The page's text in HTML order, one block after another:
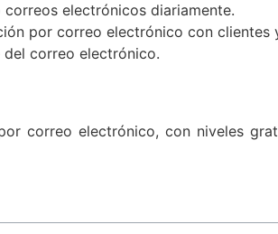
electrónicos diariamente.
por correo electrónico con clientes
correo electrónico.
correo electrónico, con niveles